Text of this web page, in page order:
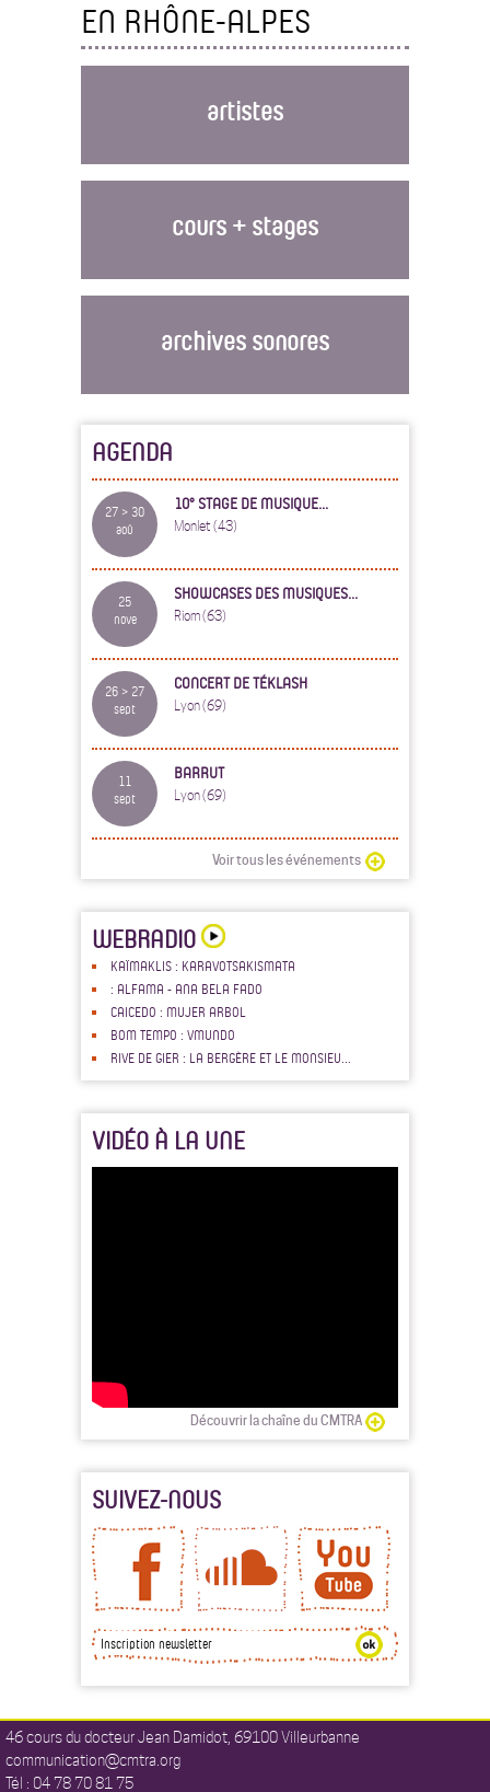
EN RHÔNE-ALPES
artistes
cours + stages
archives sonores
AGENDA
27 > 30
aoû
10° STAGE DE MUSIQUE...
Monlet (43)
25
nove
SHOWCASES DES MUSIQUES...
Riom (63)
26 > 27
sept
CONCERT DE TÉKLASH
Lyon (69)
11
sept
BARRUT
Lyon (69)
Voir tous les événements
WEBRADIO
KAÏMAKLIS : KARAVOTSAKISMATA
: ALFAMA - ANA BELA FADO
CAICEDO : MUJER ARBOL
BOM TEMPO : VMUNDO
RIVE DE GIER : LA BERGÈRE ET LE MONSIEU...
VIDÉO À LA UNE
Découvrir la chaîne du CMTRA
SUIVEZ-NOUS
46 cours du docteur Jean Damidot, 69100 Villeurbanne
communication@cmtra.org
Tél : 04 78 70 81 75